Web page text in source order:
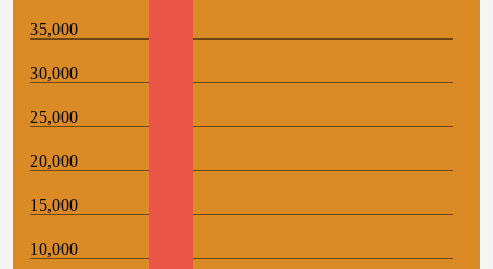
35,000
30,000
25,000
20,000
15,000
10,000